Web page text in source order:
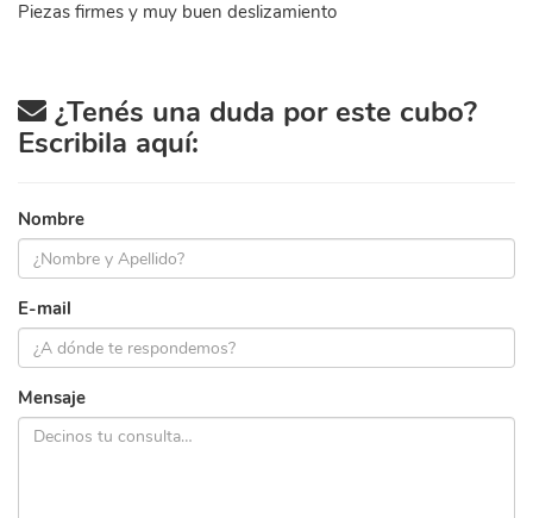
Piezas firmes y muy buen deslizamiento
¿Tenés una duda por este cubo?
Escribila aquí:
Nombre
E-mail
Mensaje